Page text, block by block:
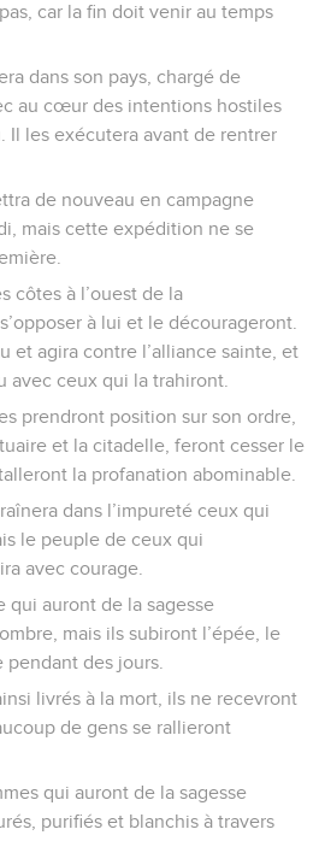
car la fin doit venir au temps
dans son pays, chargé de
au cœur des intentions hostiles
Il les exécutera avant de rentrer
de nouveau en campagne
mais cette expédition ne se
côtes à l’ouest de la
à lui et le décourageront.
et agira contre l’alliance sainte, et
avec ceux qui la trahiront.
prendront position sur son ordre,
et la citadelle, feront cesser le
la profanation abominable.
dans l’impureté ceux qui
le peuple de ceux qui
avec courage.
qui auront de la sagesse
mais ils subiront l’épée, le
des jours.
livrés à la mort, ils ne recevront
de gens se rallieront
qui auront de la sagesse
purifiés et blanchis à travers